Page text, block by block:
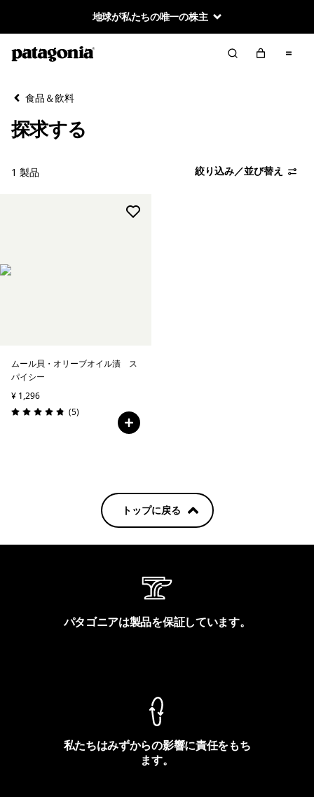
地球が私たちの唯一の株主
絞り込み／並び替え
絞り込み
カテゴリー
食品＆飲料
探求する
1 製品 絞り込み／並び替え
ムール貝・オリーブオイル漬 ス
パイシー
¥ 1,296
評価: 4.8 / 5
(5レビュー
)
トップに戻る
パタゴニアは製品を保証しています。
私たちはみずからの影響に責任をもち
ます。